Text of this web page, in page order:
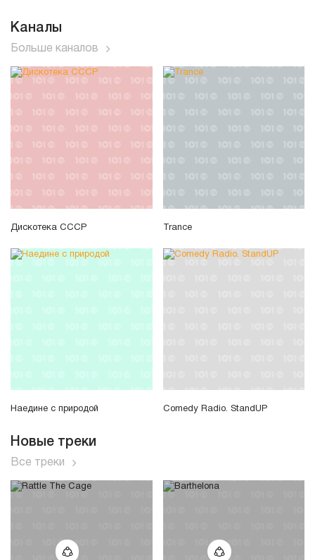
Каналы
Больше каналов
Дискотека СССР Trance
Наедине с природой Comedy Radio. StandUP
Новые треки
Все треки